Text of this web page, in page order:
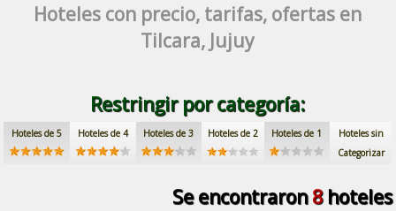
Hoteles con precio, tarifas, ofertas en
Tilcara, Jujuy
Restringir por categoría:
Hoteles de 5 Hoteles de 4 Hoteles de 3 Hoteles de 2 Hoteles de 1
Hoteles sin
Categorizar
Se encontraron8hoteles